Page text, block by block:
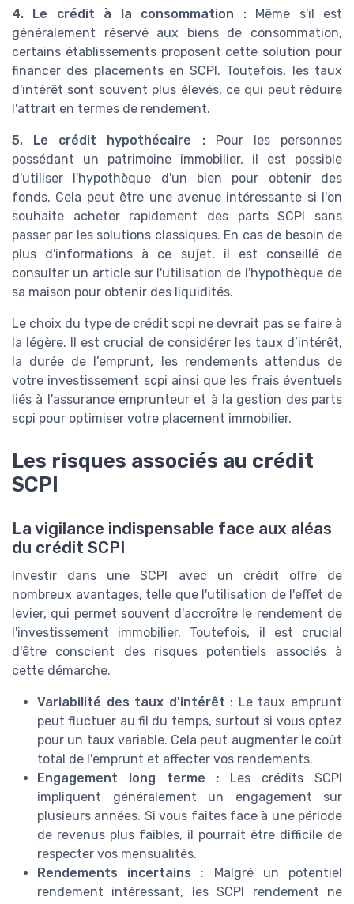
4. Le crédit à la consommation :Même s'il est
généralement réservé aux biens de consommation,
certains établissements proposent cette solution pour
financer des placements en SCPI. Toutefois, les taux
d'intérêt sont souvent plus élevés, ce qui peut réduire
l'attrait en termes de rendement.
5. Le crédit hypothécaire :Pour les personnes
possédant un patrimoine immobilier, il est possible
d'utiliser l'hypothèque d'un bien pour obtenir des
fonds. Cela peut être une avenue intéressante si l'on
souhaite acheter rapidement des parts SCPI sans
passer par les solutions classiques. En cas de besoin de
plus d'informations à ce sujet, il est conseillé de
consulter un article sur l'utilisation de l'hypothèque de
sa maison pour obtenir des liquidités.
Le choix du type de crédit scpi ne devrait pas se faire à
la légère. Il est crucial de considérer les taux d’intérêt,
la durée de l’emprunt, les rendements attendus de
votre investissement scpi ainsi que les frais éventuels
liés à l'assurance emprunteur et à la gestion des parts
scpi pour optimiser votre placement immobilier.
Les risques associés au crédit
SCPI
La vigilance indispensable face aux aléas
du crédit SCPI
Investir dans une SCPI avec un crédit offre de
nombreux avantages, telle que l'utilisation de l'effet de
levier, qui permet souvent d'accroître le rendement de
l'investissement immobilier. Toutefois, il est crucial
d'être conscient des risques potentiels associés à
cette démarche.
Variabilité des taux d'intérêt : Le taux emprunt
peut fluctuer au fil du temps, surtout si vous optez
pour un taux variable. Cela peut augmenter le coût
total de l'emprunt et affecter vos rendements.
Engagement long terme : Les crédits SCPI
impliquent généralement un engagement sur
plusieurs années. Si vous faites face à une période
de revenus plus faibles, il pourrait être difficile de
respecter vos mensualités.
Rendements incertains : Malgré un potentiel
rendement intéressant, les SCPI rendement ne